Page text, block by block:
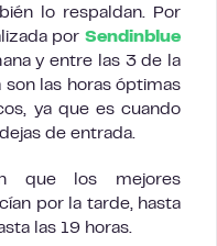
lo respaldan. Por
por Sendinblue
y entre las 3 de la
las horas óptimas
ya que es cuando
de entrada.
que los mejores
por la tarde, hasta
las 19 horas.